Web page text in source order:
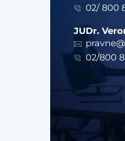
02/ 800
JUDr.
02/800